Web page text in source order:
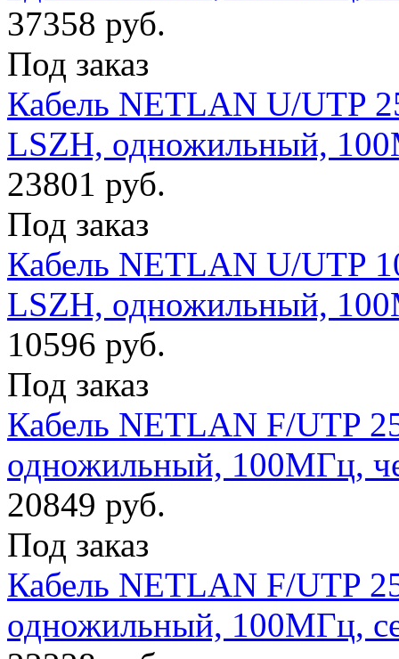
37358 руб.
Под заказ
Кабель NETLAN U/UTP
LSZH, одножильный,
23801 руб.
Под заказ
Кабель NETLAN U/UTP
LSZH, одножильный,
10596 руб.
Под заказ
Кабель NETLAN F/UTP
одножильный, 100МГц,
20849 руб.
Под заказ
Кабель NETLAN F/UTP
одножильный, 100МГц,